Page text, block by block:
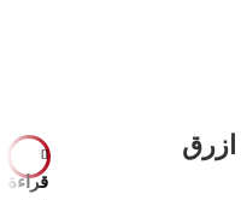
قراءة